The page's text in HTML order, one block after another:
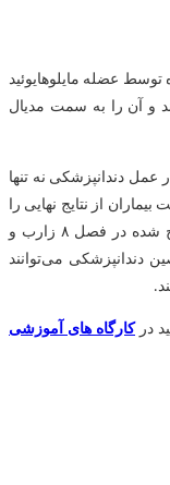
عضله مایلوهایوئید
و آن را به سمت مدیال
عمل دندانپزشکی نه تنها
از نتایج نهایی را
نیز افزایش می‌دهد. با پیروی از رهنمودهای مطرح شده در فصل ۸ زارب و
دندانپزشکی می‌توانند
در کارگاه های آموزشی